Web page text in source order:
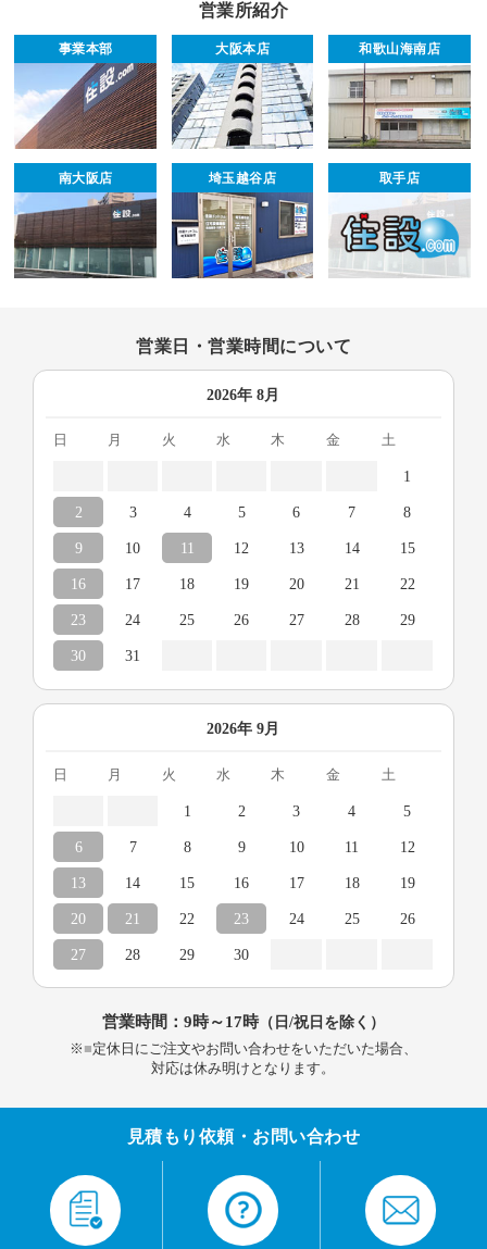
営業所紹介
事業本部 大阪本店 和歌山海南店
南大阪店 埼玉越谷店 取手店
営業日・営業時間について
2026年 8月
日 月 火 水 木 金 土
1
2 3 4 5 6 7 8
9 10 11 12 13 14 15
16 17 18 19 20 21 22
23 24 25 26 27 28 29
30 31
2026年 9月
日 月 火 水 木 金 土
1 2 3 4 5
6 7 8 9 10 11 12
13 14 15 16 17 18 19
20 21 22 23 24 25 26
27 28 29 30
営業時間：9時～17時（日/祝日を除く）
※ ■定休日にご注文やお問い合わせをいただいた場合、
対応は休み明けとなります。
見積もり依頼・お問い合わせ